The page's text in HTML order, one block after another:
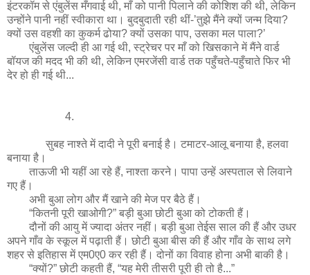
इंटरकॉम से एंबुलेंस मँगवाई थी, माँ को पानी पिलाने की कोशिश की थी, लेकिन
उन्होंने पानी नहीं स्वीकारा था। बुदबुदाती रही थीं-’तुझे मैंने क्यों जन्म दिया?
क्यों उस वहशी का कुकर्म ढोया? क्यों उसका पाप, उसका मल पाला?’
एंबुलेंस जल्दी ही आ गई थी, स्ट्रेचर पर माँ को खिसकाने में मैंने वार्ड
बॉयज की मदद भी की थी, लेकिन एमरजेंसी वार्ड तक पहुँचते-पहुँचाते फिर भी
देर हो ही गई थी...
4.
सुबह नाश्ते में दादी ने पूरी बनाई है। टमाटर-आलू बनाया है, हलवा
बनाया है।
ताऊजी भी यहीं आ रहे हैं, नाश्ता करने। पापा उन्हें अस्पताल से लिवाने
गए हैं।
अभी बुआ लोग और मैं खाने की मेज पर बैठे हैं।
“कितनी पूरी खाओगी?” बड़ी बुआ छोटी बुआ को टोकती हैं।
दौनों की आयु में ज्यादा अंतर नहीं। बड़ी बुआ तेईस साल की हैं और उधर
अपने गाँव के स्कूल में पढ़ाती हैं। छोटी बुआ बीस की हैं और गाँव के साथ लगे
शहर से इतिहास में एम0ए0 कर रही हैं। दोनों का विवाह होना अभी बाकी है।
“क्यों?” छोटी कहती हैं, “यह मेरी तीसरी पूरी ही तो है...”